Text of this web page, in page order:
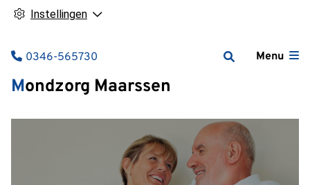
Instellingen
Mondzorg Maarssen
Menu
Tel:
0346-565730